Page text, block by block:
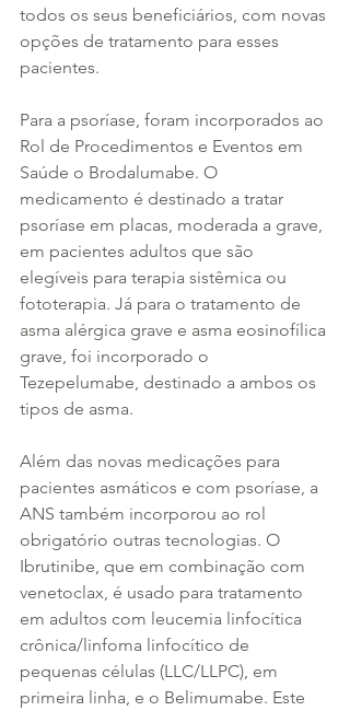
todos os seus beneficiários, com novas
opções de tratamento para esses
pacientes.
Para a psoríase, foram incorporados ao
Rol de Procedimentos e Eventos em
Saúde o Brodalumabe. O
medicamento é destinado a tratar
psoríase em placas, moderada a grave,
em pacientes adultos que são
elegíveis para terapia sistêmica ou
fototerapia. Já para o tratamento de
asma alérgica grave e asma eosinofílica
grave, foi incorporado o
Tezepelumabe, destinado a ambos os
tipos de asma.
Além das novas medicações para
pacientes asmáticos e com psoríase, a
ANS também incorporou ao rol
obrigatório outras tecnologias. O
Ibrutinibe, que em combinação com
venetoclax, é usado para tratamento
em adultos com leucemia linfocítica
crônica/linfoma linfocítico de
pequenas células (LLC/LLPC), em
primeira linha, e o Belimumabe. Este